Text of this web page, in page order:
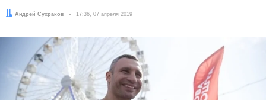
Автор:
Андрей Сухраков Дата:
17:36, 07 апреля 2019